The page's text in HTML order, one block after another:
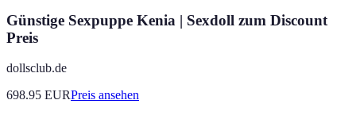
Günstige Sexpuppe Kenia | Sexdoll zum Discount
Preis
dollsclub.de
698.95 EURPreis ansehen